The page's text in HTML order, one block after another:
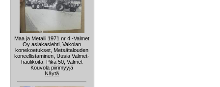
Maa ja Metalli 1971 nr 4 -Valmet
Oy asiakaslehti, Vakolan
konekoetukset, Metsätalouden
koneellistaminen, Uusia Valmet-
haulikoita, Pika 50, Valmet
Kouvola piirimyyjä
Näytä